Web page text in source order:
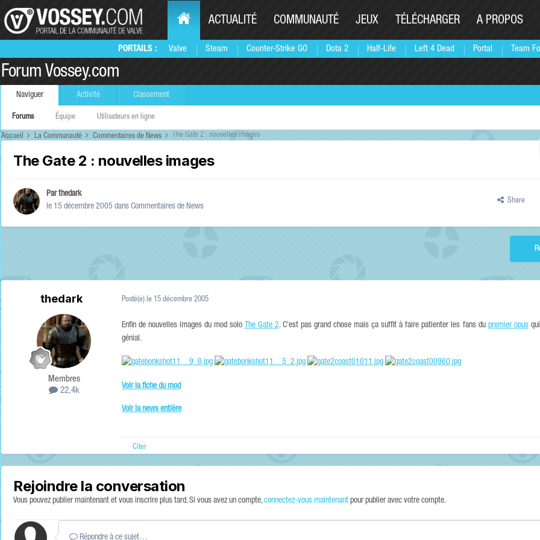
PORTAILS : Valve Steam Counter-Strike GO Dota 2 Half-Life Left 4 Dead Portal Team
ACTUALITÉ COMMUNAUTÉ JEUX TÉLÉCHARGER A PROPOS
Forum Vossey.com
Naviguer
Forums Équipe Utilisateurs en ligne
Activité Classement
Accueil La Communauté Commentaires de News The Gate 2 : nouvelles images
The Gate 2 : nouvelles images
Parthedark
le 15 décembre 2005 dans Commentaires de News
Share
thedark
Membres
22,4k
Posté(e) le 15 décembre 2005
Enfin de nouvelles images du mod solo The Gate 2. C'est pas grand chose mais ça suffit à faire patienter les fans du premier opusqui
génial.
Voir la fiche du mod
Voir la news entière
Citer
Rejoindre la conversation
Vous pouvez publier maintenant et vous inscrire plus tard. Si vous avez un compte,connectez-vous maintenant pour publier avec votre compte.
Répondre à ce sujet…